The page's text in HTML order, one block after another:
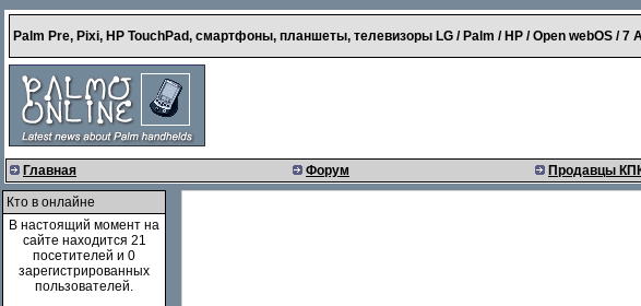
Palm Pre, Pixi, HP TouchPad, смартфоны, планшеты, телевизоры LG / Palm / HP / Open webOS /7
Главная Форум Продавцы
Кто в онлайне
В настоящий момент на
сайте находится 21
посетителей и 0
зарегистрированных
пользователей.